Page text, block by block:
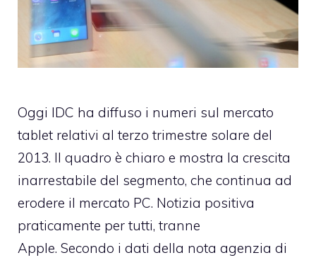
Oggi IDC ha diffuso i numeri sul mercato
tablet relativi al terzo trimestre solare del
2013. Il quadro è chiaro e mostra la crescita
inarrestabile del segmento, che continua ad
erodere il mercato PC. Notizia positiva
praticamente per tutti, tranne
Apple. Secondo i dati della nota agenzia di